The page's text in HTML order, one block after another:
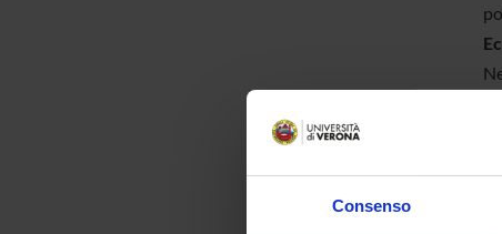
Consenso